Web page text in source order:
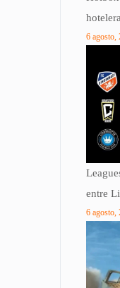
hotelera
6 agosto,
entre
6 agosto,